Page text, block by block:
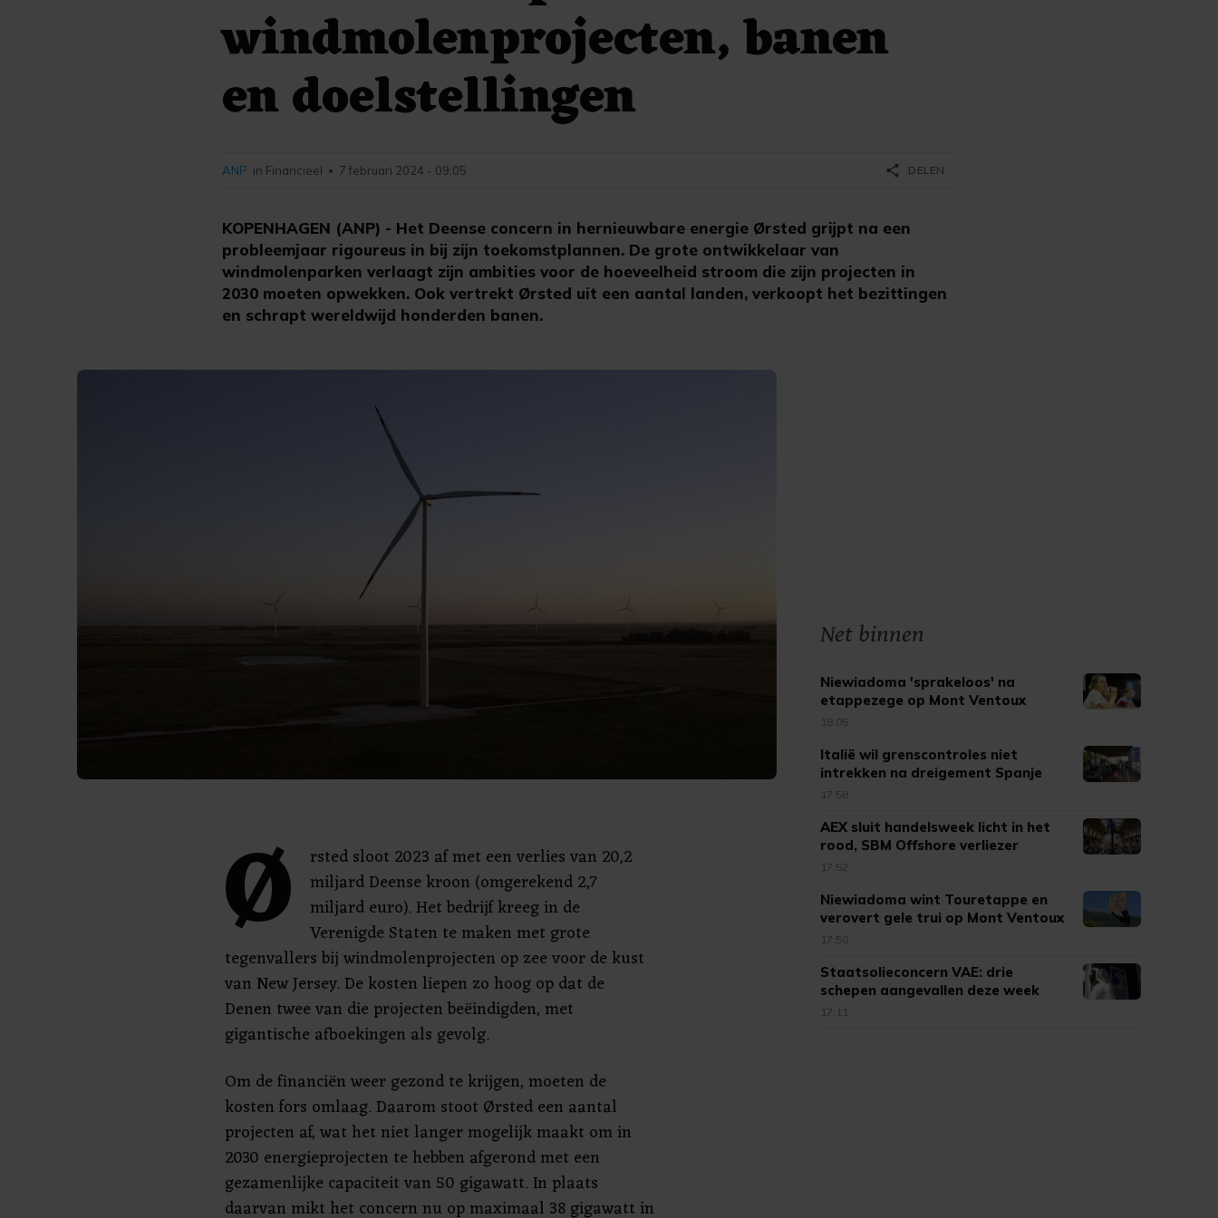
windmolenprojecten, banen
en doelstellingen
KOPENHAGEN (ANP) - Het Deense concern in hernieuwbare energie Ørsted grijpt na een
probleemjaar rigoureus in bij zijn toekomstplannen. De grote ontwikkelaar van
windmolenparken verlaagt zijn ambities voor de hoeveelheid stroom die zijn projecten in
2030 moeten opwekken. Ook vertrekt Ørsted uit een aantal landen, verkoopt het bezittingen
en schrapt wereldwijd honderden banen.
ANP in Financieel • 7 februari 2024 - 09:05 share DELEN
Ø
rsted sloot 2023 af met een verlies van 20,2
miljard Deense kroon (omgerekend 2,7
miljard euro). Het bedrijf kreeg in de
Verenigde Staten te maken met grote
tegenvallers bij windmolenprojecten op zee voor de kust
van New Jersey. De kosten liepen zo hoog op dat de
Denen twee van die projecten beëindigden, met
gigantische afboekingen als gevolg.
Om de financiën weer gezond te krijgen, moeten de
kosten fors omlaag. Daarom stoot Ørsted een aantal
projecten af, wat het niet langer mogelijk maakt om in
2030 energieprojecten te hebben afgerond met een
gezamenlijke capaciteit van 50 gigawatt. In plaats
daarvan mikt het concern nu op maximaal 38 gigawatt in
Net binnen
Niewiadoma 'sprakeloos' na
etappezege op Mont Ventoux
18:05
Italië wil grenscontroles niet
intrekken na dreigement Spanje
17:58
AEX sluit handelsweek licht in het
rood, SBM Offshore verliezer
17:52
Niewiadoma wint Touretappe en
verovert gele trui op Mont Ventoux
17:50
Staatsolieconcern VAE: drie
schepen aangevallen deze week
17:11